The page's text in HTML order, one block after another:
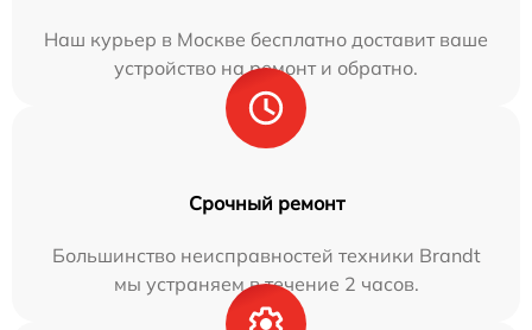
Наш курьер в Москве бесплатно доставит ваше
устройство на ремонт и обратно.
Срочный ремонт
Большинство неисправностей техники Brandt
мы устраняем в течение 2 часов.